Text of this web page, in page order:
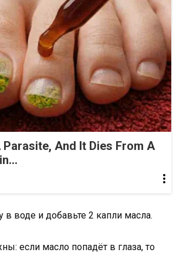
Parasite, And It Dies From A
в воде и добавьте 2 капли масла.
если масло попадёт в глаза, то